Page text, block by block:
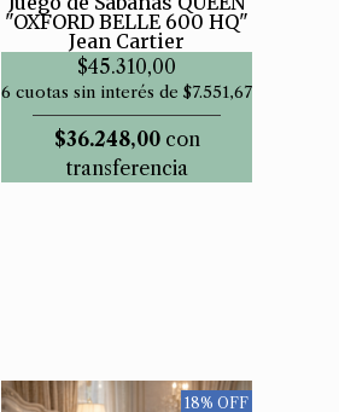
"OXFORD BELLE 600 HQ"
Jean Cartier
$45.310,00
6 cuotas sin interés de $7.551,67
$36.248,00con
transferencia
18% OFF